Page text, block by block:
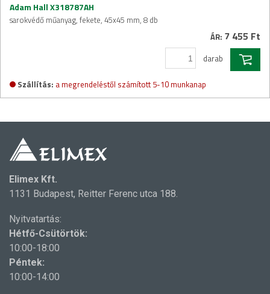
Adam Hall X318787AH
sarokvédő műanyag, fekete, 45x45 mm, 8 db
ÁR: 7 455 Ft
darab
Szállítás: a megrendeléstől számított 5-10 munkanap
Elimex Kft.
1131 Budapest, Reitter Ferenc utca 188.
Nyitvatartás:
Hétfő-Csütörtök:
10:00-18:00
Péntek:
10:00-14:00